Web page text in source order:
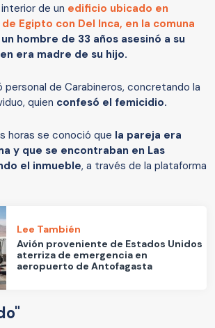
de un edificio ubicado en
Egipto con Del Inca, en la comuna
un hombre de 33 años asesinó a su
era madre de su hijo.
personal de Carabineros, concretando la
quien confesó el femicidio.
horas se conoció que la pareja era
y que se encontraban en Las
el inmueble, a través de la plataforma
Lee También
Avión proveniente de Estados Unidos
aterriza de emergencia en
aeropuerto de Antofagasta